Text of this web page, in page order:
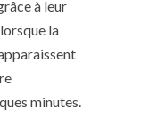
à leur
la
minutes.